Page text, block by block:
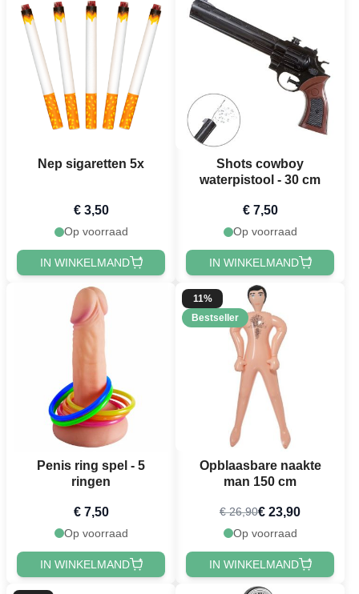
Nep sigaretten 5x
€ 3,50
Op voorraad
IN WINKELMAND
Shots cowboy
waterpistool - 30 cm
€ 7,50
Op voorraad
IN WINKELMAND
Penis ring spel - 5
ringen
€ 7,50
Op voorraad
IN WINKELMAND
11%
Bestseller
Opblaasbare naakte
man 150 cm
€ 26,90€ 23,90
Op voorraad
IN WINKELMAND